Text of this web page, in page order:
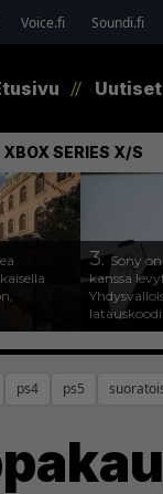
Voice.fi Soundi.fi
Uutiset
XBOX SERIES X/S
3.Sony
kanssa
ps4 ps5